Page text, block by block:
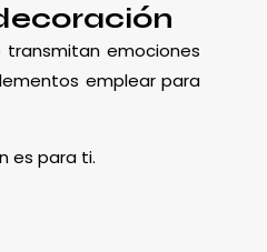
transmitan emociones
emplear para
es para ti.